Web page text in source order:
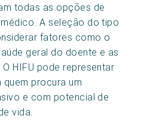
todas as opções de
A seleção do tipo
fatores como o
geral do doente e as
HIFU pode representar
procura um
e com potencial de
vida.